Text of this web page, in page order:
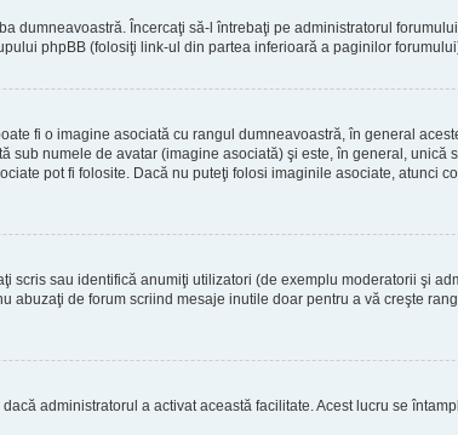
dumneavoastră. Încercaţi să-l întrebaţi pe administratorul
phpBB (folosiţi link-ul din partea inferioară a paginilor
fi o imagine asociată cu rangul dumneavoastră, în general
numele de avatar (imagine asociată) şi este, în general,
pot fi folosite. Dacă nu puteţi folosi imaginile asociate, atunci
sau identifică anumiţi utilizatori (de exemplu moderatorii şi
de forum scriind mesaje inutile doar pentru a vă creşte
administratorul a activat această facilitate. Acest lucru se